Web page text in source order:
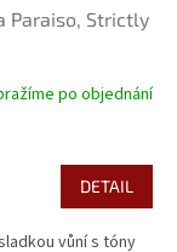
Paraiso, Strictly
po objednání
DETAIL
vůní s tóny